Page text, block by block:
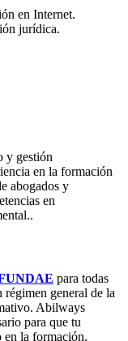
en Internet.
jurídica.
y gestión
en la formación
abogados y
en
para todas
régimen general de la
Abilways
para que tu
en la formación,